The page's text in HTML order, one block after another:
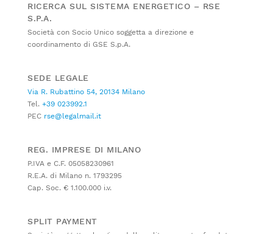
RICERCA SUL SISTEMA ENERGETICO – RSE
S.P.A.
Società con Socio Unico soggetta a direzione e
coordinamento di GSE S.p.A.
SEDE LEGALE
Via R. Rubattino 54, 20134 Milano
Tel. +39 023992.1
PEC rse@legalmail.it
REG. IMPRESE DI MILANO
P.IVA e C.F. 05058230961
R.E.A. di Milano n. 1793295
Cap. Soc. € 1.100.000 i.v.
SPLIT PAYMENT